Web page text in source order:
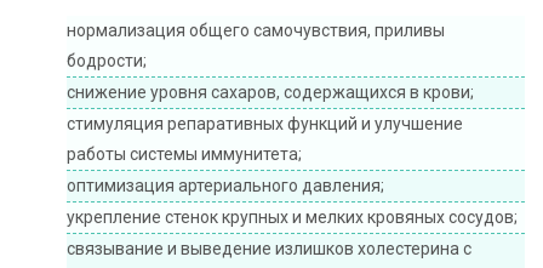
нормализация общего самочувствия, приливы
бодрости;
снижение уровня сахаров, содержащихся в крови;
стимуляция репаративных функций и улучшение
работы системы иммунитета;
оптимизация артериального давления;
укрепление стенок крупных и мелких кровяных сосудов;
связывание и выведение излишков холестерина с